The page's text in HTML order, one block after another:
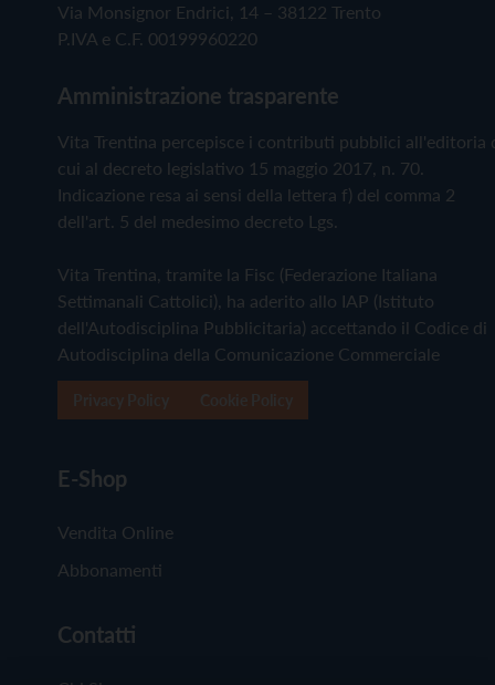
Via Monsignor Endrici, 14 – 38122 Trento
P.IVA e C.F. 00199960220
Amministrazione trasparente
Vita Trentina percepisce i contributi pubblici all'editoria
cui al decreto legislativo 15 maggio 2017, n. 70.
Indicazione resa ai sensi della lettera f) del comma 2
dell'art. 5 del medesimo decreto Lgs.
Vita Trentina, tramite la Fisc (Federazione Italiana
Settimanali Cattolici), ha aderito allo IAP (Istituto
dell'Autodisciplina Pubblicitaria) accettando il Codice di
Autodisciplina della Comunicazione Commerciale
E-Shop
Vendita Online
Abbonamenti
Contatti